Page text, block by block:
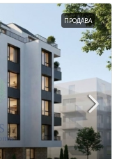
ПРОДАВА